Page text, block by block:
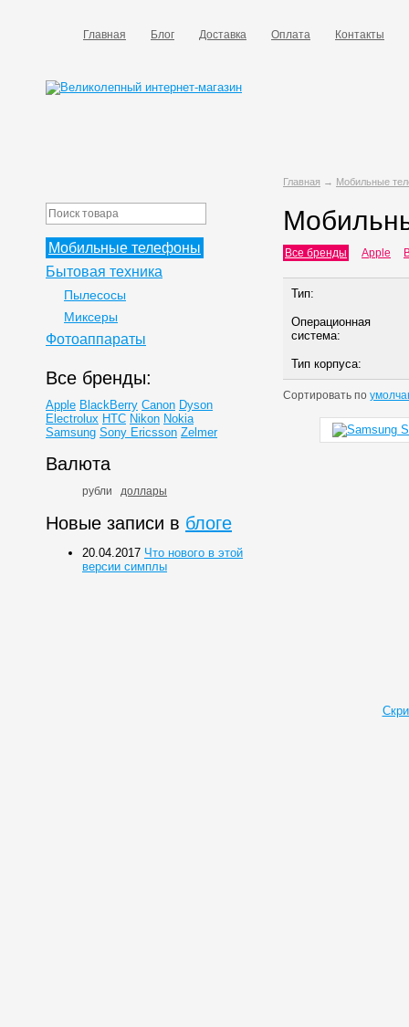
Главная Блог Доставка Оплата Контакты
Главная → Мобильные
Все бренды Apple
Тип:
Операционная
система:
Тип корпуса:
Сортировать по
Мобильные телефоны
Бытовая техника
Пылесосы
Миксеры
Фотоаппараты
Все бренды:
Apple BlackBerry Canon Dyson
Electrolux HTC Nikon Nokia
Samsung Sony Ericsson Zelmer
Валюта
рубли доллары
Новые записи в блоге
20.04.2017 Что нового в этой
версии симплы